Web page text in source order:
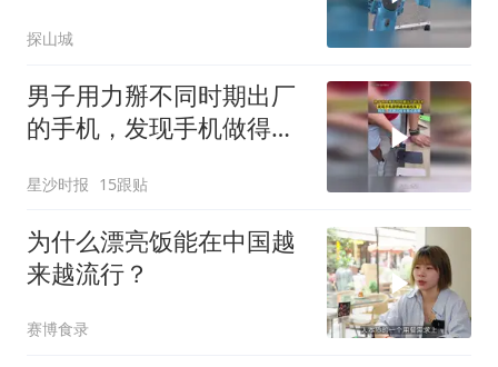
探山城
男子用力掰不同时期出厂
的手机，发现手机做得越
试成本有点高啊
星沙时报 15跟贴
为什么漂亮饭能在中国越
来越流行？
赛博食录